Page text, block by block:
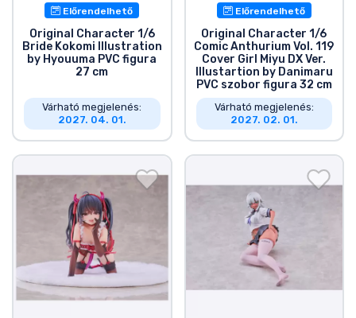
Előrendelhető
Original Character 1/6
Bride Kokomi Illustration
by Hyouuma PVC figura
27 cm
Várható megjelenés:
2027. 04. 01.
Előrendelhető
Original Character 1/6
Comic Anthurium Vol. 119
Cover Girl Miyu DX Ver.
Illustartion by Danimaru
PVC szobor figura 32 cm
Várható megjelenés:
2027. 02. 01.